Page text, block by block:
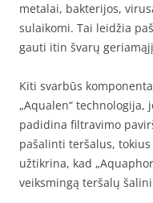
metalai, bakterijos,
sulaikomi. Tai leidžia
gauti itin švarų
Kiti svarbūs
„Aqualen“
padidina filtravimo
pašalinti teršalus,
užtikrina, kad
veiksmingą teršalų